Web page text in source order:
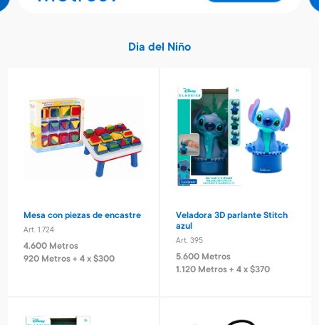
Dia del Niño
Mesa con piezas de encastre
Art. 1.724
4.600 Metros
920 Metros + 4 x $300
Veladora 3D parlante Stitch
azul
Art. 395
5.600 Metros
1.120 Metros + 4 x $370